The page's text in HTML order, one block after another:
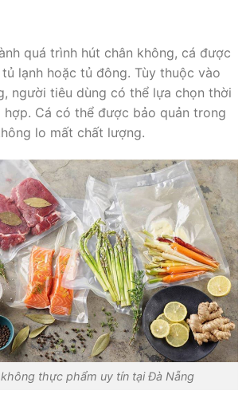
quá trình hút chân không, cá được
lạnh hoặc tủ đông. Tùy thuộc vào
người tiêu dùng có thể lựa chọn thời
hợp. Cá có thể được bảo quản trong
lo mất chất lượng.
thực phẩm uy tín tại Đà Nẵng